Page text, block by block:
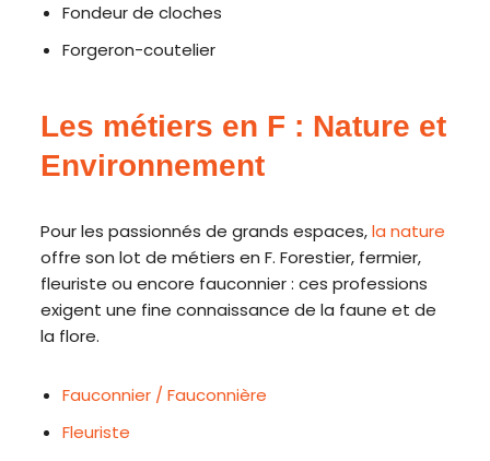
Fondeur de cloches
Forgeron-coutelier
Les métiers en F : Nature et
Environnement
Pour les passionnés de grands espaces,la nature
offre son lot de métiers en F. Forestier, fermier,
fleuriste ou encore fauconnier : ces professions
exigent une fine connaissance de la faune et de
la flore.
Fauconnier / Fauconnière
Fleuriste